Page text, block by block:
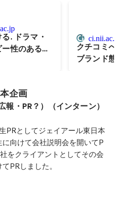
. ドラマ・
性のある物
さ感情を生
クチコミ
ブランド
企画
・PR？）（インターン）
PRとしてジェイアール東日本
向けて会社説明会を開いてP
をクライアントとしてその会
PRしました。